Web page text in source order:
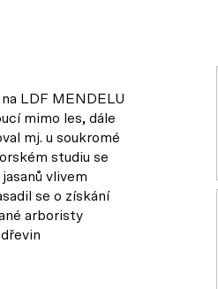
LDF MENDELU
mimo les, dále
mj. u soukromé
studiu se
vlivem
se o získání
arboristy